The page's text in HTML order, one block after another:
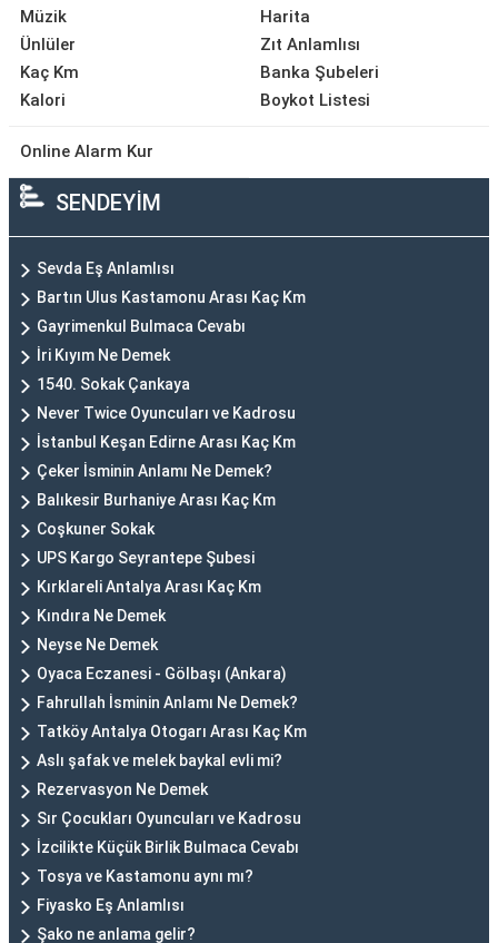
Müzik
Ünlüler
Kaç Km
Kalori
Harita
Zıt Anlamlısı
Banka Şubeleri
Boykot Listesi
Online Alarm Kur
SENDEYİM
Sevda Eş Anlamlısı
Bartın Ulus Kastamonu Arası Kaç Km
Gayrimenkul Bulmaca Cevabı
İri Kıyım Ne Demek
1540. Sokak Çankaya
Never Twice Oyuncuları ve Kadrosu
İstanbul Keşan Edirne Arası Kaç Km
Çeker İsminin Anlamı Ne Demek?
Balıkesir Burhaniye Arası Kaç Km
Coşkuner Sokak
UPS Kargo Seyrantepe Şubesi
Kırklareli Antalya Arası Kaç Km
Kındıra Ne Demek
Neyse Ne Demek
Oyaca Eczanesi - Gölbaşı (Ankara)
Fahrullah İsminin Anlamı Ne Demek?
Tatköy Antalya Otogarı Arası Kaç Km
Aslı şafak ve melek baykal evli mi?
Rezervasyon Ne Demek
Sır Çocukları Oyuncuları ve Kadrosu
İzcilikte Küçük Birlik Bulmaca Cevabı
Tosya ve Kastamonu aynı mı?
Fiyasko Eş Anlamlısı
Şako ne anlama gelir?